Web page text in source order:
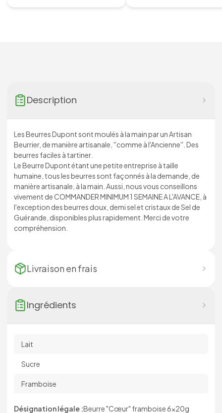
Description
Les Beurres Dupont sont moulés à la main par un Artisan
Beurrier, de manière artisanale, ''comme à l'Ancienne''. Des
beurres faciles à tartiner.
Le Beurre Dupont étant une petite entreprise à taille
humaine, tous les beurres sont façonnés à la demande, de
manière artisanale, à la main. Aussi, nous vous conseillons
vivement de COMMANDER MINIMUM 1 SEMAINE A L'AVANCE, à
l'exception des beurres doux, demi sel et cristaux de Sel de
Guérande, disponibles plus rapidement. Merci de votre
compréhension.
Livraison en frais
Ingrédients
Lait
Sucre
Framboise
Désignation légale :Beurre "Cœur" framboise 6x20g